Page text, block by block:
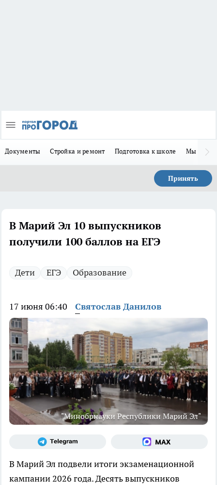
Документы Стройка и ремонт Подготовка к школе Мы в MAX
Принять
В Марий Эл 10 выпускников
получили 100 баллов на ЕГЭ
Дети ЕГЭ Образование
17 июня 06:40 Святослав Данилов
"Минобрнауки Республики Марий Эл"
В Марий Эл подвели итоги экзаменационной
кампании 2026 года. Десять выпускников